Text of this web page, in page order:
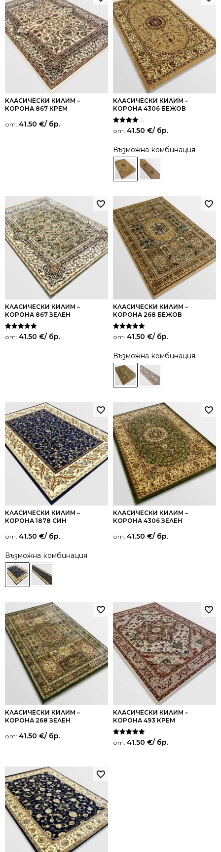
КЛАСИЧЕСКИ КИЛИМ –
КОРОНА 867 КРЕМ
от: 41.50 €/ бр.
КЛАСИЧЕСКИ КИЛИМ –
КОРОНА 4306 БЕЖОВ
Оценено
на
от 5
от: 41.50 €/ бр.
Възможна комбинация
КЛАСИЧЕСКИ КИЛИМ –
КОРОНА 867 ЗЕЛЕН
Оценено на
5.00
от: 41.50 €/ бр.
КЛАСИЧЕСКИ КИЛИМ –
КОРОНА 268 БЕЖОВ
Оценено на
5.00
от: 41.50 €/ бр.
Възможна комбинация
КЛАСИЧЕСКИ КИЛИМ –
КОРОНА 1878 СИН
от: 41.50 €/ бр.
Възможна комбинация
КЛАСИЧЕСКИ КИЛИМ –
КОРОНА 4306 ЗЕЛЕН
от: 41.50 €/ бр.
КЛАСИЧЕСКИ КИЛИМ –
КОРОНА 268 ЗЕЛЕН
от: 41.50 €/ бр.
КЛАСИЧЕСКИ КИЛИМ –
КОРОНА 493 КРЕМ
Оценено на
5.00
от: 41.50 €/ бр.